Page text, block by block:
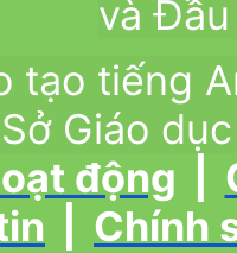
và
tạo tiếng
Giáo
động
Chính